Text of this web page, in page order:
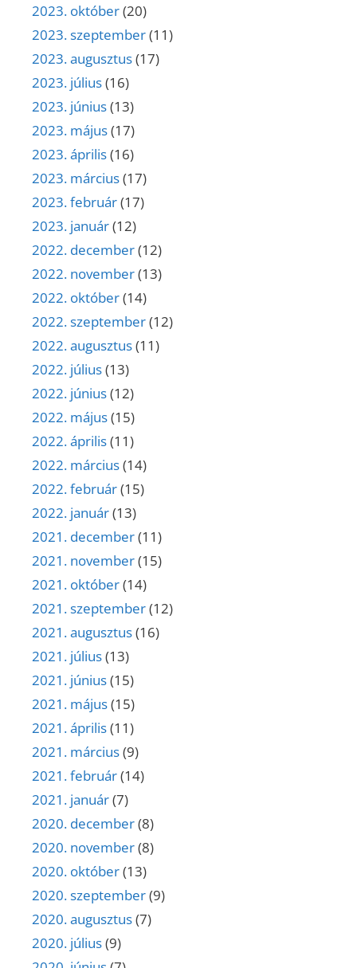
2023. október(20)
2023. szeptember(11)
2023. augusztus(17)
2023. július(16)
2023. június(13)
2023. május(17)
2023. április(16)
2023. március(17)
2023. február(17)
2023. január(12)
2022. december(12)
2022. november(13)
2022. október(14)
2022. szeptember(12)
2022. augusztus(11)
2022. július(13)
2022. június(12)
2022. május(15)
2022. április(11)
2022. március(14)
2022. február(15)
2022. január(13)
2021. december(11)
2021. november(15)
2021. október(14)
2021. szeptember(12)
2021. augusztus(16)
2021. július(13)
2021. június(15)
2021. május(15)
2021. április(11)
2021. március(9)
2021. február(14)
2021. január(7)
2020. december(8)
2020. november(8)
2020. október(13)
2020. szeptember(9)
2020. augusztus(7)
2020. július(9)